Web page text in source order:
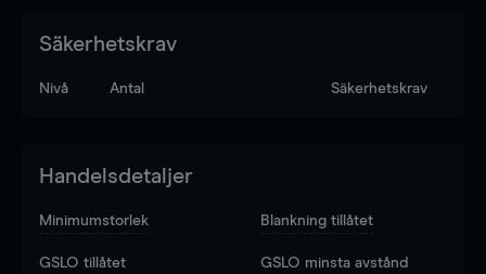
Säkerhetskrav
Nivå Antal Säkerhetskrav
Handelsdetaljer
Minimumstorlek Blankning tillåtet
GSLO tillåtet GSLO minsta avstånd